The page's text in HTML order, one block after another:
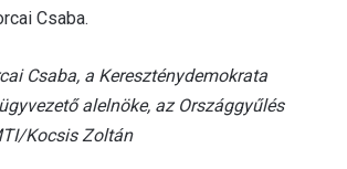
Csaba.
Csaba, a Kereszténydemokrata
alelnöke, az Országgyűlés
Kocsis Zoltán